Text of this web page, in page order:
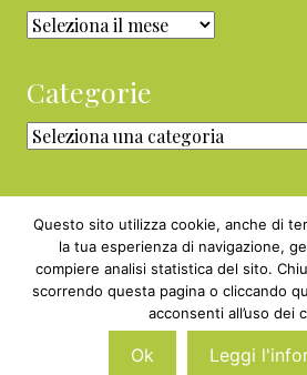
Archivi
Categorie
Categorie
Copyright © 2010 - 2026
P.IVA 05829800969 ·
Questo sito utilizza cookie, anche di
la tua esperienza di navigazione,
compiere analisi statistica del sito.
scorrendo questa pagina o cliccando
acconsenti all’uso dei
Ok Leggi